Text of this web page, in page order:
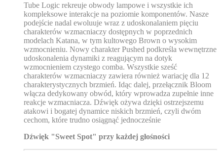
Tube Logic rekreuje obwody lampowe i wszystkie ich
kompleksowe interakcje na poziomie komponentów. Nasze
podejście nadal ewoluuje wraz z udoskonalaniem pięciu
charakterów wzmacniaczy dostępnych w poprzednich
modelach Katana, w tym kultowego Brown o wysokim
wzmocnieniu. Nowy charakter Pushed podkreśla wewnętrzne
udoskonalenia dynamiki z reagującym na dotyk
wzmocnieniem czystego comba. Wszystkie sześć
charakterów wzmacniaczy zawiera również wariację dla 12
charakterystycznych brzmień. Idąc dalej, przełącznik Bloom
włącza dedykowany obwód, który wprowadza zupełnie inne
reakcje wzmacniacza. Dźwięk ożywa dzięki ostrzejszemu
atakowi i bogatej dynamice niskich brzmień, czyli dwóm
cechom, które trudno osiągnąć jednocześnie
Dźwięk "Sweet Spot" przy każdej głośności